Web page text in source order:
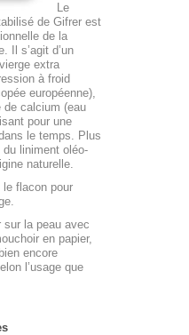
Le
de Gifrer est
de la
Il s’agit d’un
extra
à froid
européenne),
de calcium (eau
pour une
le temps. Plus
liniment oléo-
naturelle.
flacon pour
sur la peau avec
en papier,
encore
l’usage que